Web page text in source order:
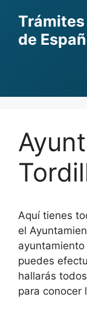
content
de
Aquí tienes
el
puedes
hallarás
para conocer